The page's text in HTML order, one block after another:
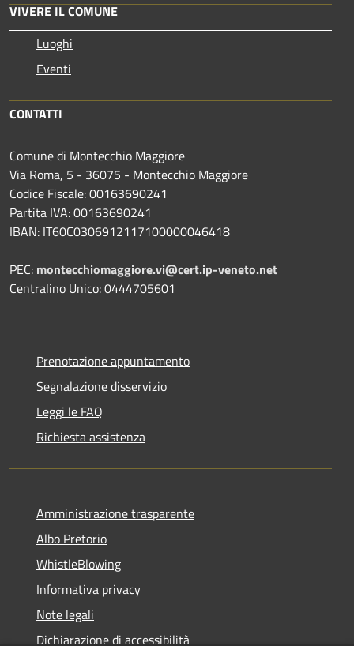
VIVERE IL COMUNE
Luoghi
Eventi
CONTATTI
Comune di Montecchio Maggiore
Via Roma, 5 - 36075 - Montecchio Maggiore
Codice Fiscale: 00163690241
Partita IVA: 00163690241
IBAN: IT60C0306912117100000046418
PEC: montecchiomaggiore.vi@cert.ip-veneto.net
Centralino Unico: 0444705601
Prenotazione appuntamento
Segnalazione disservizio
Leggi le FAQ
Richiesta assistenza
Amministrazione trasparente
Albo Pretorio
WhistleBlowing
Informativa privacy
Note legali
Dichiarazione di accessibilità